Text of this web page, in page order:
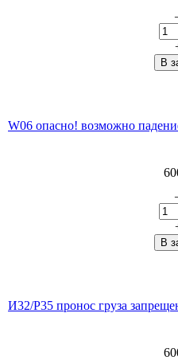
W06 опасно! возможно
И32/P35 пронос груза